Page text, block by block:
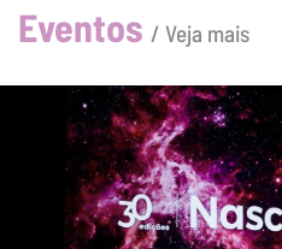
Eventos / Veja mais